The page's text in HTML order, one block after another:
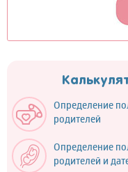
Определение
родителей
Определение
родителей и